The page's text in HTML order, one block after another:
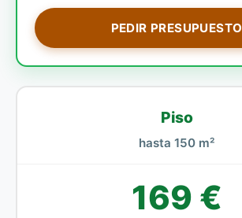
PEDIR PRESUPUESTO
Piso
hasta 150 m²
169 €